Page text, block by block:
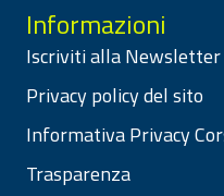
Informazioni
Iscriviti alla Newsletter
Privacy policy del sito
Informativa Privacy
Trasparenza